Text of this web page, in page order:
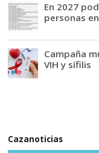
En 2027
personas
Campaña
VIH y sífilis
Cazanoticias